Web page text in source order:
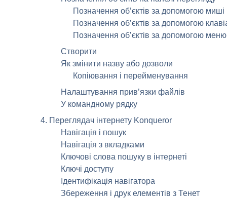
Позначення об’єктів за допомогою миші
Позначення об’єктів за допомогою
Позначення об’єктів за допомогою меню
Створити
Як змінити назву або дозволи
Копіювання і перейменування
Налаштування прив’язки файлів
У командному рядку
4. Переглядач інтернету Konqueror
Навігація і пошук
Навігація з вкладками
Ключові слова пошуку в інтернеті
Ключі доступу
Ідентифікація навігатора
Збереження і друк елементів з Тенет